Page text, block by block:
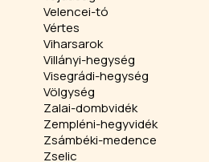
Velencei-tó
Vértes
Viharsarok
Villányi-hegység
Visegrádi-hegység
Völgység
Zalai-dombvidék
Zempléni-hegyvidék
Zsámbéki-medence
Zselic